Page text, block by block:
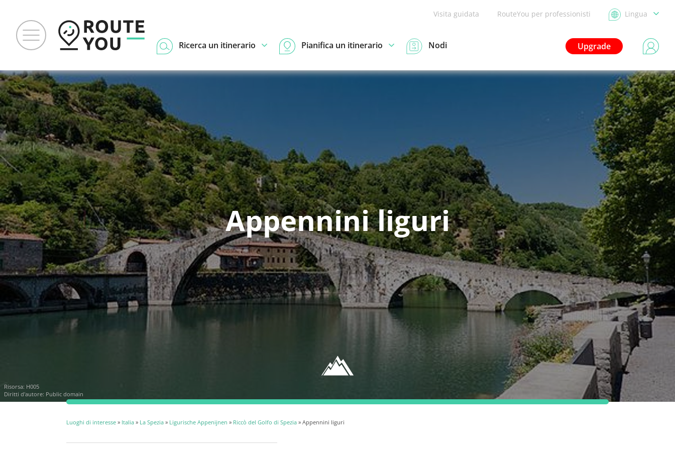
Visita guidata RouteYou per professionisti Lingua
Upgrade
Ricerca un itinerario Pianifica un itinerario Nodi
Appennini liguri
Risorsa: H005
Diritti d'autore: Public domain
Luoghi di interesse » Italia » La Spezia » Ligurische Appenijnen » Riccò del Golfo di Spezia » Appennini liguri